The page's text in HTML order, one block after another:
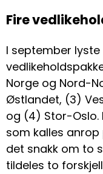
Fire
I september
Norge og Nord-
Østlandet, (3)
og (4) Stor-
som kalles
det snakk om to
tildeles to